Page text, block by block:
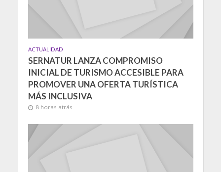
ACTUALIDAD
SERNATUR LANZA COMPROMISO
INICIAL DE TURISMO ACCESIBLE PARA
PROMOVER UNA OFERTA TURÍSTICA
MÁS INCLUSIVA
8 horas atrás